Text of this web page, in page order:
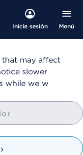
Inicie sesión Menú
that may affect
slower
while we w